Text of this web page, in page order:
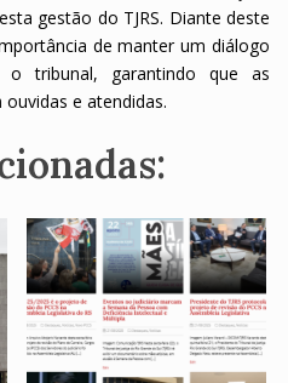
gestão do TJRS. Diante deste
de manter um diálogo
tribunal, garantindo que as
e atendidas.